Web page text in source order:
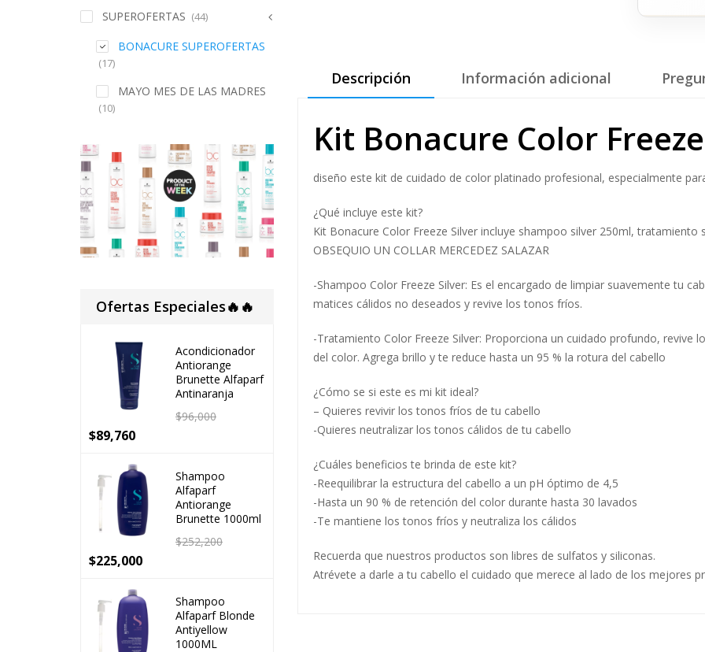
Descripción Información adicional
Kit Bonacure Color
diseño este kit de cuidado de color platinado profesional, especialmente
¿Qué incluye este kit?
Kit Bonacure Color Freeze Silver incluye shampoo silver 250ml,
OBSEQUIO UN COLLAR MERCEDEZ SALAZAR
-Shampoo Color Freeze Silver: Es el encargado de limpiar suavemente tu
matices cálidos no deseados y revive los tonos fríos.
-Tratamiento Color Freeze Silver: Proporciona un cuidado profundo, revive
del color. Agrega brillo y te reduce hasta un 95 % la rotura del cabello
¿Cómo se si este es mi kit ideal?
– Quieres revivir los tonos fríos de tu cabello
-Quieres neutralizar los tonos cálidos de tu cabello
¿Cuáles beneficios te brinda de este kit?
-Reequilibrar la estructura del cabello a un pH óptimo de 4,5
-Hasta un 90 % de retención del color durante hasta 30 lavados
-Te mantiene los tonos fríos y neutraliza los cálidos
Recuerda que nuestros productos son libres de sulfatos y siliconas.
Atrévete a darle a tu cabello el cuidado que merece al lado de los mejores
SUPEROFERTAS (44)
BONACURE SUPEROFERTAS
(17)
MAYO MES DE LAS MADRES
(10)
Ofertas Especiales🔥🔥
Acondicionador
Antiorange
Brunette Alfaparf
Antinaranja
$96,000
$89,760
Shampoo
Alfaparf
Antiorange
Brunette 1000ml
$252,200
$225,000
Shampoo
Alfaparf Blonde
Antiyellow
1000ML